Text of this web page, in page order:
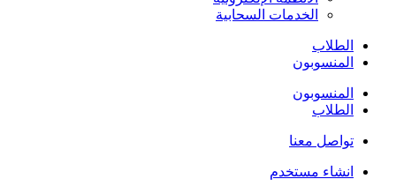
الخدمات السحابية
الطلاب
المنسوبون
المنسوبون
الطلاب
تواصل معنا
انشاء مستخدم